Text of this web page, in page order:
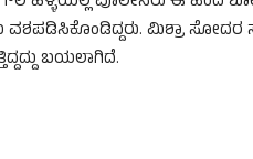
ವಶಪಡಿಸಿಕೊಂಡಿದ್ದರು. ಮಿಶ್ರಾ ಸೋದರ
ಬಯಲಾಗಿದೆ.